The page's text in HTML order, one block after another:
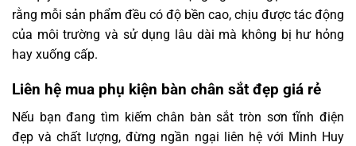
rằng mỗi sản phẩm đều có độ bền cao, chịu được tác động
của môi trường và sử dụng lâu dài mà không bị hư hỏng
hay xuống cấp.
Liên hệ mua phụ kiện bàn chân sắt đẹp giá rẻ
Nếu bạn đang tìm kiếm chân bàn sắt tròn sơn tĩnh điện
đẹp và chất lượng, đừng ngần ngại liên hệ với Minh Huy